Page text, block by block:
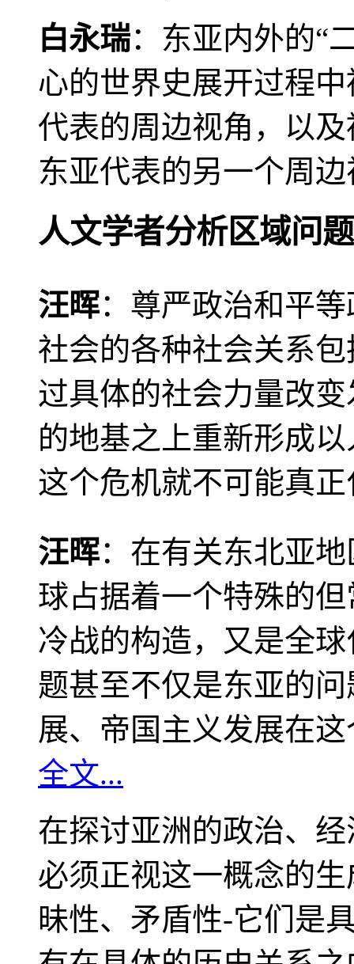
白永瑞：东亚内外的“
心的世界史展开过程
代表的周边视角，以
东亚代表的另一个周
人文学者分析区域问题
汪晖：尊严政治和平
社会的各种社会关系
过具体的社会力量改
的地基之上重新形成
这个危机就不可能真
汪晖：在有关东北亚
球占据着一个特殊的
冷战的构造，又是全
题甚至不仅是东亚的
展、帝国主义发展在
全文...
在探讨亚洲的政治、
必须正视这一概念的
昧性、矛盾性-它们是